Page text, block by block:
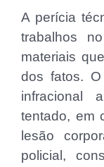
A perícia
trabalhos
materiais
dos fatos.
infracional
tentado, em
lesão
policial,